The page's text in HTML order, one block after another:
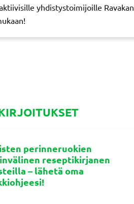
yhdistystoimijoille Ravakan
perinneruokien
reseptikirjanen
– lähetä oma